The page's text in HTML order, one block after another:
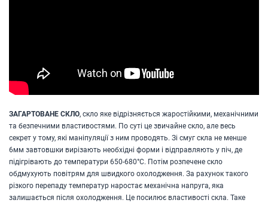
ЗАГАРТОВАНЕ СКЛО, скло яке відрізняється жаростійкими, механічними
та безпечними властивостями. По суті це звичайне скло, але весь
секрет у тому, які маніпуляції з ним проводять. Зі смуг скла не менше
6мм завтовшки вирізають необхідні форми і відправляють у піч, де
підігрівають до температури 650-680°C. Потім розпечене скло
обдмухують повітрям для швидкого охолодження. За рахунок такого
різкого перепаду температур наростає механічна напруга, яка
залишається після охолодження. Це посилює властивості скла. Таке